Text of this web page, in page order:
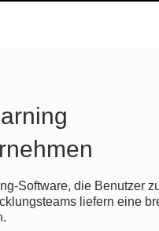
Software, die Benutzer
liefern eine